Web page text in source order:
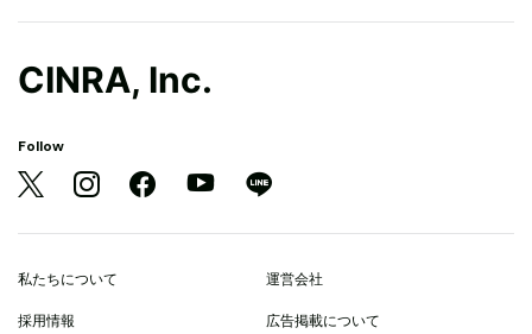
CINRA, Inc.
Follow
私たちについて 運営会社
採用情報 広告掲載について